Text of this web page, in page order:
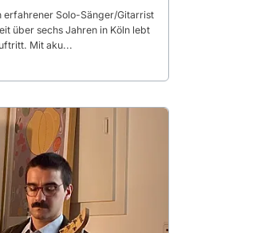
erfahrener Solo-Sänger/Gitarrist
über sechs Jahren in Köln lebt
Mit aku...